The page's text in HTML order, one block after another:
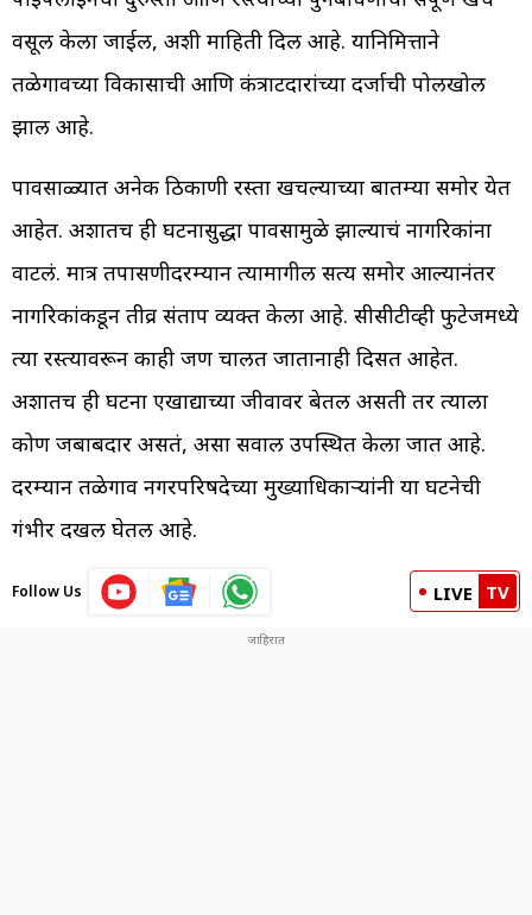
वसूल केला जाईल, अशी माहिती दिली आहे. यानिमित्ताने
तळेगावच्या विकासाची आणि कंत्राटदारांच्या दर्जाची पोलखोल
झाली आहे.
पावसाळ्यात अनेक ठिकाणी रस्ता खचल्याच्या बातम्या समोर येत
आहेत. अशातच ही घटनासुद्धा पावसामुळे झाल्याचं नागरिकांना
वाटलं. मात्र तपासणीदरम्यान त्यामागील सत्य समोर आल्यानंतर
नागरिकांकडून तीव्र संताप व्यक्त केला आहे. सीसीटीव्ही फुटेजमध्ये
त्या रस्त्यावरून काही जण चालत जातानाही दिसत आहेत.
अशातच ही घटना एखाद्याच्या जीवावर बेतली असती तर त्याला
कोण जबाबदार असतं, असा सवाल उपस्थित केला जात आहे.
दरम्यान तळेगाव नगरपरिषदेच्या मुख्याधिकाऱ्यांनी या घटनेची
गंभीर दखल घेतली आहे.
Follow Us LIVE TV